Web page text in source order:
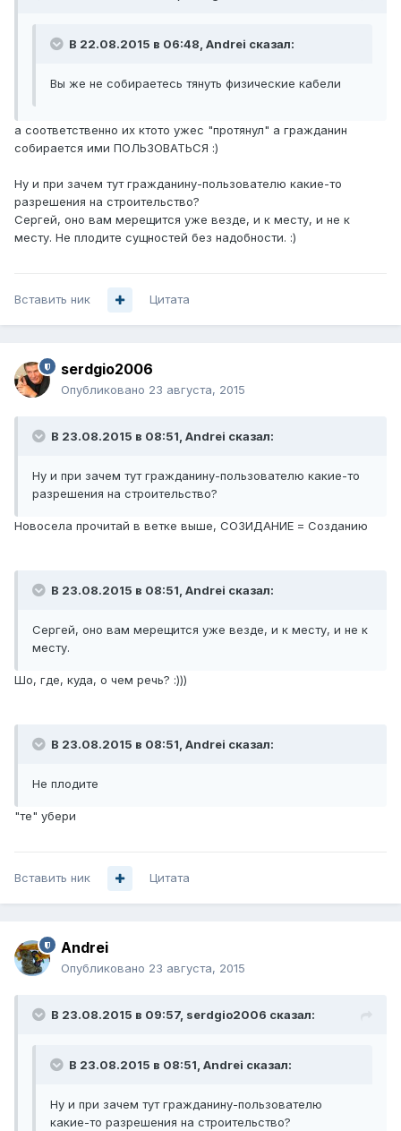
В 22.08.2015 в 06:48, Andrei сказал:
Вы же не собираетесь тянуть физические кабели
а соответственно их ктото ужес "протянул" а гражданин
собирается ими ПОЛЬЗОВАТЬСЯ :)
Ну и при зачем тут гражданину-пользователю какие-то
разрешения на строительство?
Сергей, оно вам мерещится уже везде, и к месту, и не к
месту. Не плодите сущностей без надобности. :)
Вставить ник Цитата
serdgio2006
Опубликовано 23 августа, 2015
В 23.08.2015 в 08:51, Andrei сказал:
Ну и при зачем тут гражданину-пользователю какие-то
разрешения на строительство?
Новосела прочитай в ветке выше, СОЗИДАНИЕ = Созданию
В 23.08.2015 в 08:51, Andrei сказал:
Сергей, оно вам мерещится уже везде, и к месту, и не к
месту.
Шо, где, куда, о чем речь? :)))
В 23.08.2015 в 08:51, Andrei сказал:
Не плодите
"те" убери
Вставить ник Цитата
Andrei
Опубликовано 23 августа, 2015
В 23.08.2015 в 09:57, serdgio2006 сказал:
В 23.08.2015 в 08:51, Andrei сказал:
Ну и при зачем тут гражданину-пользователю
какие-то разрешения на строительство?